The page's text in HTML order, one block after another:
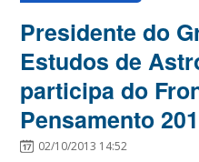
Presidente do
Estudos de
participa do
Pensamento
02/10/2013 14:52